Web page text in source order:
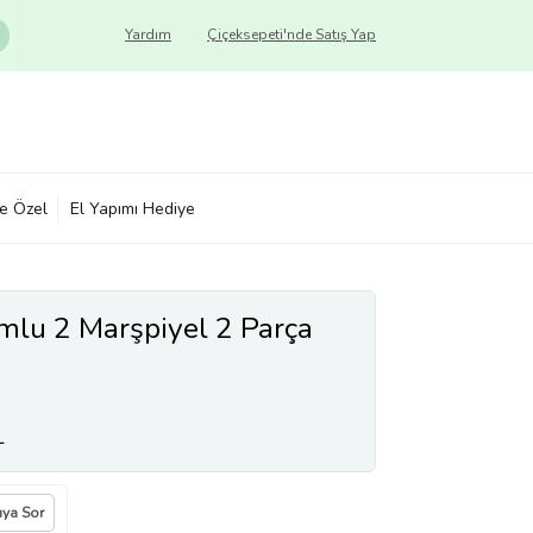
Çiçeksepeti'nde Satış Yap
Yardım
Özel El Yapımı Hediye
2 Marşpiyel 2 Parça
Sor